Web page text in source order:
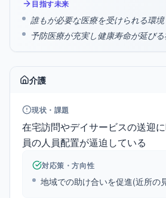
目指す未来
誰もが必要な医療を受けられる環境
予防医療が充実し健康寿命が延び
介護
現状・課題
在宅訪問やデイサービスの送迎
員の人員配置が逼迫している
対応策・方向性
地域での助け合いを促進(近所の